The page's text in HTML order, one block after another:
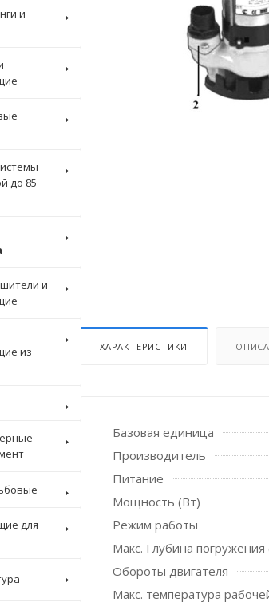
ХАРАКТЕРИСТИКИ
Базовая единица
Производитель
Питание
Мощность (Вт)
Режим работы
Макс. Глубина погружения
Обороты двигателя
Макс. температура
и
до 85
и
из
Крепеж стоек для
для